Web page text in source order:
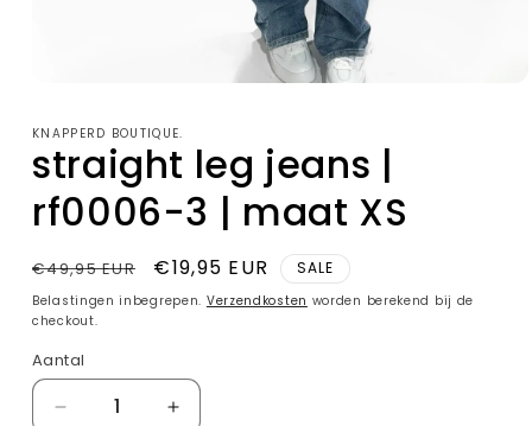
openen
modaal
KNAPPERD BOUTIQUE.
straight leg jeans |
rf0006-3 | maat XS
Normale
prijs
€49,95 EUR Aanbiedingsprijs
€19,95 EUR SALE
Belastingen inbegrepen. Verzendkosten worden berekend bij de
checkout.
Aantal
Aantal
Aantal
Aantal